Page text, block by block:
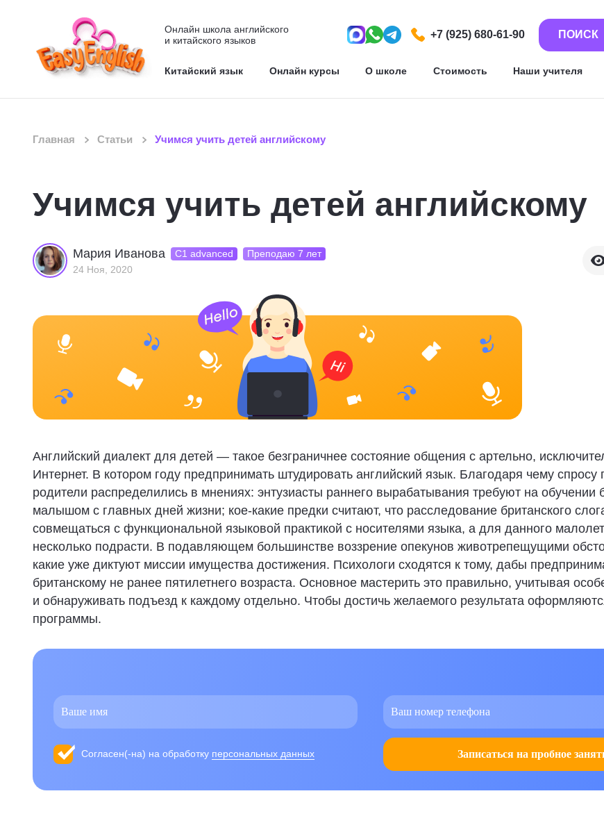
Онлайн школа английского
и китайского языков
+7 (925) 680-61-90 ПОИСК
Китайский язык Онлайн курсы О школе Стоимость Наши учителя
Главная Статьи Учимся учить детей английскому
Учимся учить детей английскому
Мария Иванова С1 advanced
Преподаю 7 лет
24 Ноя, 2020
Английский диалект для детей — такое безграничнее состояние общения с артельно,
Интернет. В котором году предпринимать штудировать английский язык. Благодаря чему
родители распределились в мнениях: энтузиасты раннего вырабатывания требуют на обучении
малышом с главных дней жизни; кое-какие предки считают, что расследование британского
совмещаться с функциональной языковой практикой с носителями языка, а для данного
несколько подрасти. В подавляющем большинстве воззрение опекунов животрепещущими
какие уже диктуют миссии имущества достижения. Психологи сходятся к тому, дабы
британскому не ранее пятилетнего возраста. Основное мастерить это правильно, учитывая
и обнаруживать подъезд к каждому отдельно. Чтобы достичь желаемого результата
программы.
Согласен(-на) на обработку персональных данных Записаться на пробное